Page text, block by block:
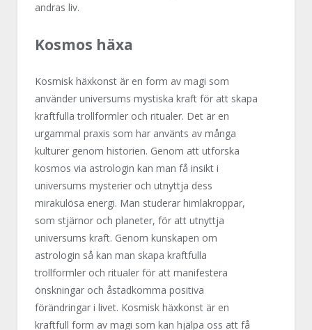
andras liv.
Kosmos häxa
Kosmisk häxkonst är en form av magi som
använder universums mystiska kraft för att skapa
kraftfulla trollformler och ritualer. Det är en
urgammal praxis som har använts av många
kulturer genom historien. Genom att utforska
kosmos via astrologin kan man få insikt i
universums mysterier och utnyttja dess
mirakulösa energi. Man studerar himlakroppar,
som stjärnor och planeter, för att utnyttja
universums kraft. Genom kunskapen om
astrologin så kan man skapa kraftfulla
trollformler och ritualer för att manifestera
önskningar och åstadkomma positiva
förändringar i livet. Kosmisk häxkonst är en
kraftfull form av magi som kan hjälpa oss att få